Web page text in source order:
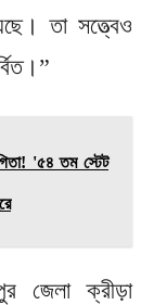
তা সত্ত্বেও
'৫৪ তম স্টেট
জেলা ক্রীড়া